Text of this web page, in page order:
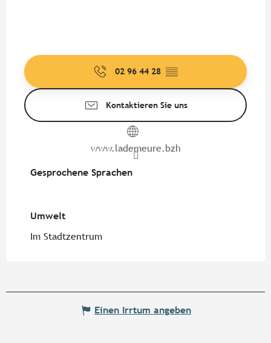
02 96 44 28 ▒▒
Kontaktieren Sie uns
www.lademeure.bzh
Gesprochene Sprachen
Gesprochene Sprachen
Umwelt
Umwelt
Im Stadtzentrum
Einen Irrtum angeben